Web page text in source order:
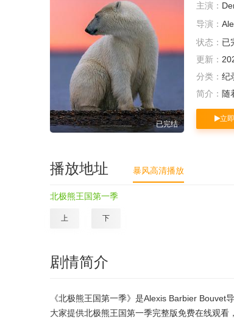
已完结
主演：
导演：
状态： 已
更新：
分类： 纪
简介： 随
立
播放地址 暴风高清播放
北极熊王国第一季
上 下
剧情简介
《北极熊王国第一季》是Alexis Barbier
大家提供北极熊王国第一季完整版免费在线观